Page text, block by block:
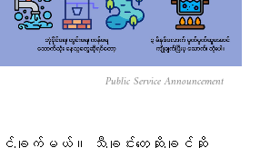
Public Service Announcement